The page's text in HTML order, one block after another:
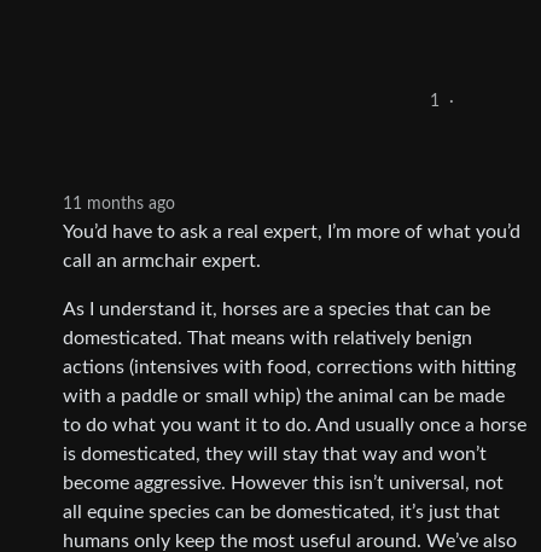
1 ·
11 months ago
You’d have to ask a real expert, I’m more of what you’d
call an armchair expert.
As I understand it, horses are a species that can be
domesticated. That means with relatively benign
actions (intensives with food, corrections with hitting
with a paddle or small whip) the animal can be made
to do what you want it to do. And usually once a horse
is domesticated, they will stay that way and won’t
become aggressive. However this isn’t universal, not
all equine species can be domesticated, it’s just that
humans only keep the most useful around. We’ve also